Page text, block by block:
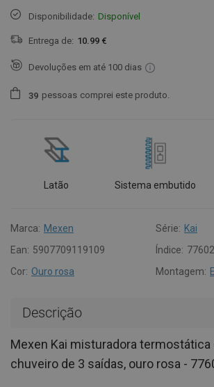
Disponibilidade: Disponível
Entrega de: 10.99 €
Devoluções em até 100 dias
39 pessoas comprei este produto.
Latão Sistema embutido
Marca: Mexen Série: Kai
Ean: 5907709119109 Índice:
Cor: Ouro rosa Montagem:
Descrição
Mexen Kai misturadora termostática
chuveiro de 3 saídas, ouro rosa -